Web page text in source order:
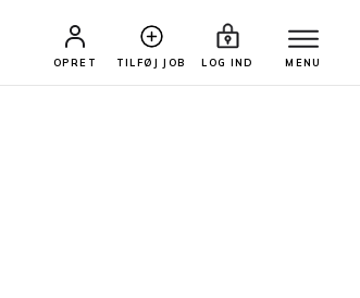
OPRET TILFØJ JOB LOG IND MENU